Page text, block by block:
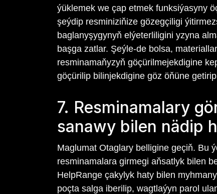
ýüklemek we çap etmek funksiýasyny
şeýdip resminiziňize gözegçiligi
baglanyşygynyň elýeterliligini yzyna
başga zatlar. Şeýle-de bolsa,
resminamaňyzyň göçürilmejekdigine
göçürilip bilinjekdigine göz öňüne
7. Resminamalary
sanawy bilen nädip
Maglumat Otaglary belligine geçiň. Bu
resminamalara girmegi aňsatlyk bilen
HelpRange çakylyk haty bilen
poçta salga iberilip, wagtlaýyn parol